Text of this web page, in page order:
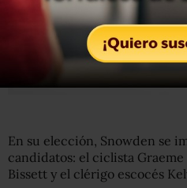
En su elección, Snowden se
candidatos: el ciclista
Bissett y el clérigo escocés